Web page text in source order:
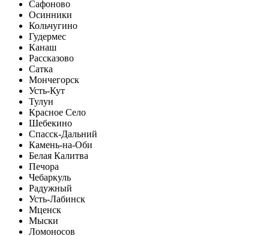
Сафоново
Осинники
Кольчугино
Гудермес
Канаш
Рассказово
Сатка
Мончегорск
Усть-Кут
Тулун
Красное Село
Шебекино
Спасск-Дальний
Камень-на-Оби
Белая Калитва
Печора
Чебаркуль
Радужный
Усть-Лабинск
Мценск
Мыски
Ломоносов